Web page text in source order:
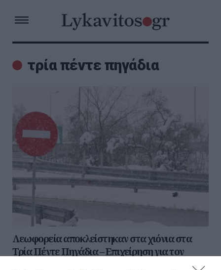
τρία πέντε πηγάδια
Λεωφορεία αποκλείστηκαν στα χιόνια στα
Τρία Πέντε Πηγάδια – Επιχείρηση για τον